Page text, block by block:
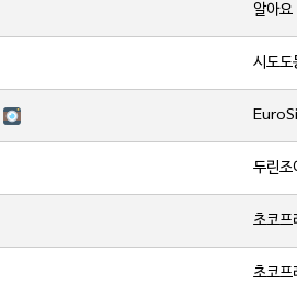
알아요
시도도
두린조
초코프
초코프